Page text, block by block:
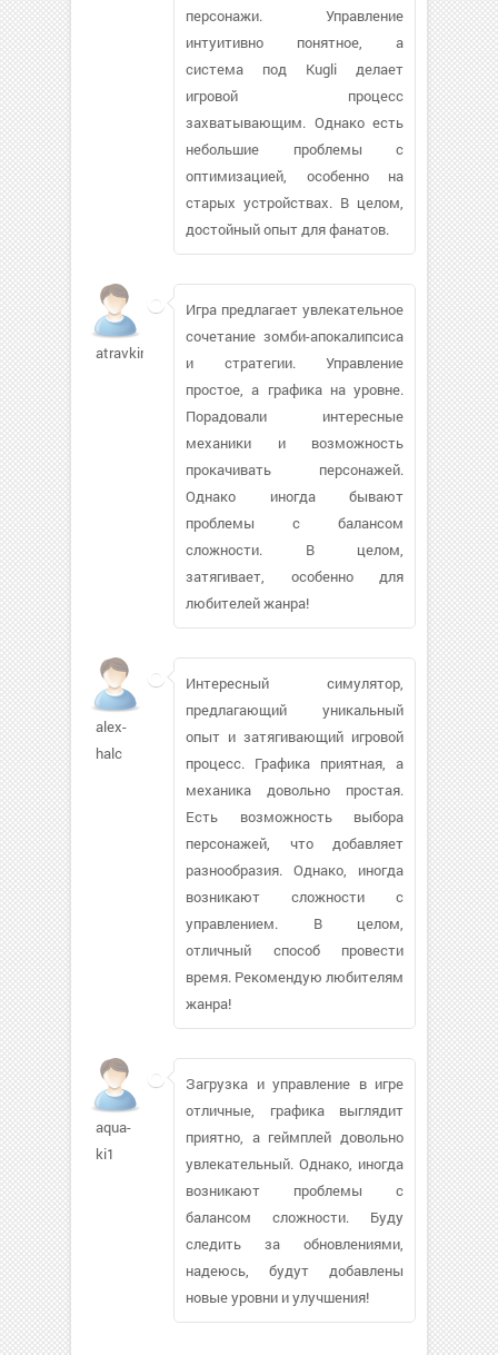
персонажи. Управление
интуитивно понятное, а
система под Kugli делает
игровой процесс
захватывающим. Однако есть
небольшие проблемы с
оптимизацией, особенно на
старых устройствах. В целом,
достойный опыт для фанатов.
atravkine
Игра предлагает увлекательное
сочетание зомби-апокалипсиса
и стратегии. Управление
простое, а графика на уровне.
Порадовали интересные
механики и возможность
прокачивать персонажей.
Однако иногда бывают
проблемы с балансом
сложности. В целом,
затягивает, особенно для
любителей жанра!
alex-
halc
Интересный симулятор,
предлагающий уникальный
опыт и затягивающий игровой
процесс. Графика приятная, а
механика довольно простая.
Есть возможность выбора
персонажей, что добавляет
разнообразия. Однако, иногда
возникают сложности с
управлением. В целом,
отличный способ провести
время. Рекомендую любителям
жанра!
aqua-
ki1
Загрузка и управление в игре
отличные, графика выглядит
приятно, а геймплей довольно
увлекательный. Однако, иногда
возникают проблемы с
балансом сложности. Буду
следить за обновлениями,
надеюсь, будут добавлены
новые уровни и улучшения!